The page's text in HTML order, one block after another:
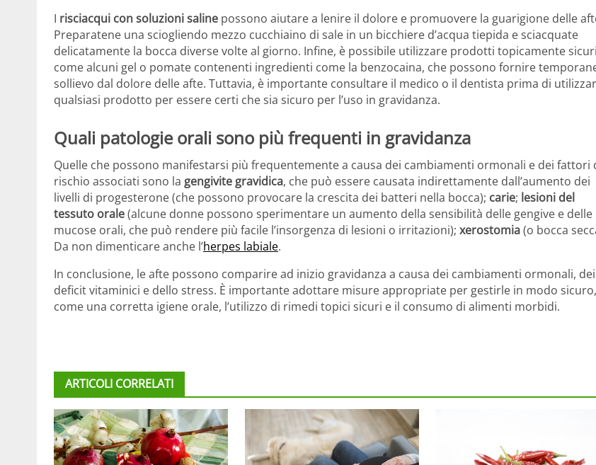
I risciacqui con soluzioni saline possono aiutare a lenire il dolore e promuovere la guarigione delle
Preparatene una sciogliendo mezzo cucchiaino di sale in un bicchiere d’acqua tiepida e sciacquate
delicatamente la bocca diverse volte al giorno. Infine, è possibile utilizzare prodotti topicamente sicuri
come alcuni gel o pomate contenenti ingredienti come la benzocaina, che possono fornire
sollievo dal dolore delle afte. Tuttavia, è importante consultare il medico o il dentista prima di
qualsiasi prodotto per essere certi che sia sicuro per l’uso in gravidanza.
Quali patologie orali sono più frequenti in gravidanza
Quelle che possono manifestarsi più frequentemente a causa dei cambiamenti ormonali e dei fattori
rischio associati sono la gengivite gravidica, che può essere causata indirettamente dall’aumento dei
livelli di progesterone (che possono provocare la crescita dei batteri nella bocca); carie; lesioni del
tessuto orale(alcune donne possono sperimentare un aumento della sensibilità delle gengive e delle
mucose orali, che può rendere più facile l’insorgenza di lesioni o irritazioni); xerostomia(o bocca
Da non dimenticare anche l’herpes labiale.
In conclusione, le afte possono comparire ad inizio gravidanza a causa dei cambiamenti ormonali, dei
deficit vitaminici e dello stress. È importante adottare misure appropriate per gestirle in modo sicuro,
come una corretta igiene orale, l’utilizzo di rimedi topici sicuri e il consumo di alimenti morbidi.
ARTICOLI CORRELATI